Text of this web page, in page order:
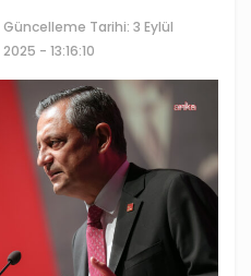
Güncelleme Tarihi: 3 Eylül
2025 - 13:16:10